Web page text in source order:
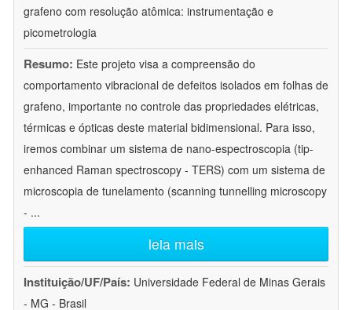
grafeno com resolução atômica: instrumentação e
picometrologia
Resumo: Este projeto visa a compreensão do
comportamento vibracional de defeitos isolados em folhas de
grafeno, importante no controle das propriedades elétricas,
térmicas e ópticas deste material bidimensional. Para isso,
iremos combinar um sistema de nano-espectroscopia (tip-
enhanced Raman spectroscopy - TERS) com um sistema de
microscopia de tunelamento (scanning tunnelling microscopy
- ...
leia mais
Instituição/UF/País: Universidade Federal de Minas Gerais
- MG - Brasil